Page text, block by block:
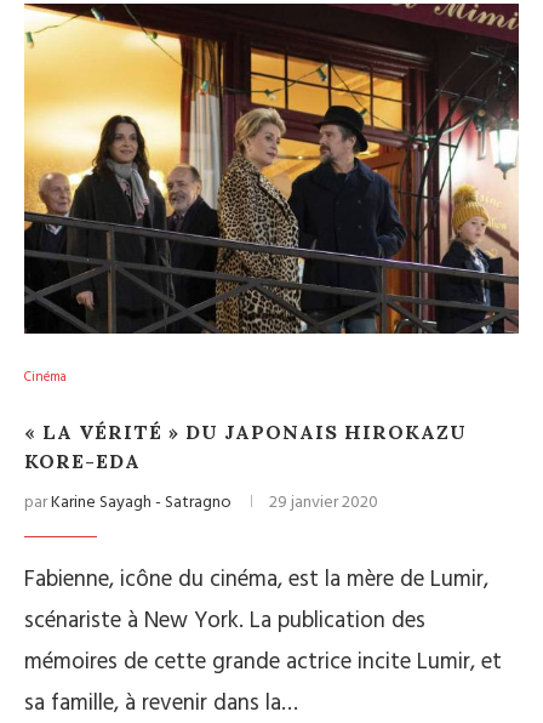
Cinéma
« LA VÉRITÉ » DU JAPONAIS HIROKAZU
KORE-EDA
parKarine Sayagh - Satragno 29 janvier 2020
Fabienne, icône du cinéma, est la mère de Lumir,
scénariste à New York. La publication des
mémoires de cette grande actrice incite Lumir, et
sa famille, à revenir dans la…